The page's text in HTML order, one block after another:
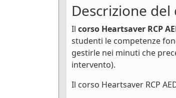
Descrizione del
Il corso Heartsaver RCP
studenti le competenze
gestirle nei minuti che
intervento).
Il corso Heartsaver RCP